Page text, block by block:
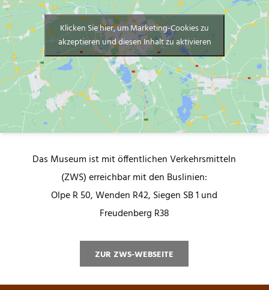
Klicken Sie hier, um Marketing-Cookies zu
akzeptieren und diesen Inhalt zu aktivieren
Das Museum ist mit öffentlichen Verkehrsmitteln
(ZWS) erreichbar mit den Buslinien:
Olpe R 50, Wenden R42, Siegen SB 1 und
Freudenberg R38
ZUR ZWS-WEBSEITE